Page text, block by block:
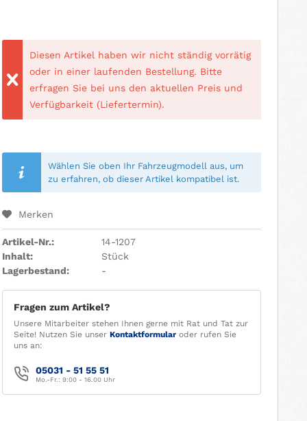
Diesen Artikel haben wir nicht ständig vorrätig
oder in einer laufenden Bestellung. Bitte
erfragen Sie bei uns den aktuellen Preis und
Verfügbarkeit (Liefertermin).
Wählen Sie oben Ihr Fahrzeugmodell aus, um
zu erfahren, ob dieser Artikel kompatibel ist.
Merken
Artikel-Nr.:
14-1207
Inhalt:
Stück
Lagerbestand:
-
Fragen zum Artikel?
Unsere Mitarbeiter stehen Ihnen gerne mit Rat und Tat zur
Seite! Nutzen Sie unser Kontaktformularoder rufen Sie
uns an:
05031 - 51 55 51
Mo.-Fr.: 9:00 - 16.00 Uhr